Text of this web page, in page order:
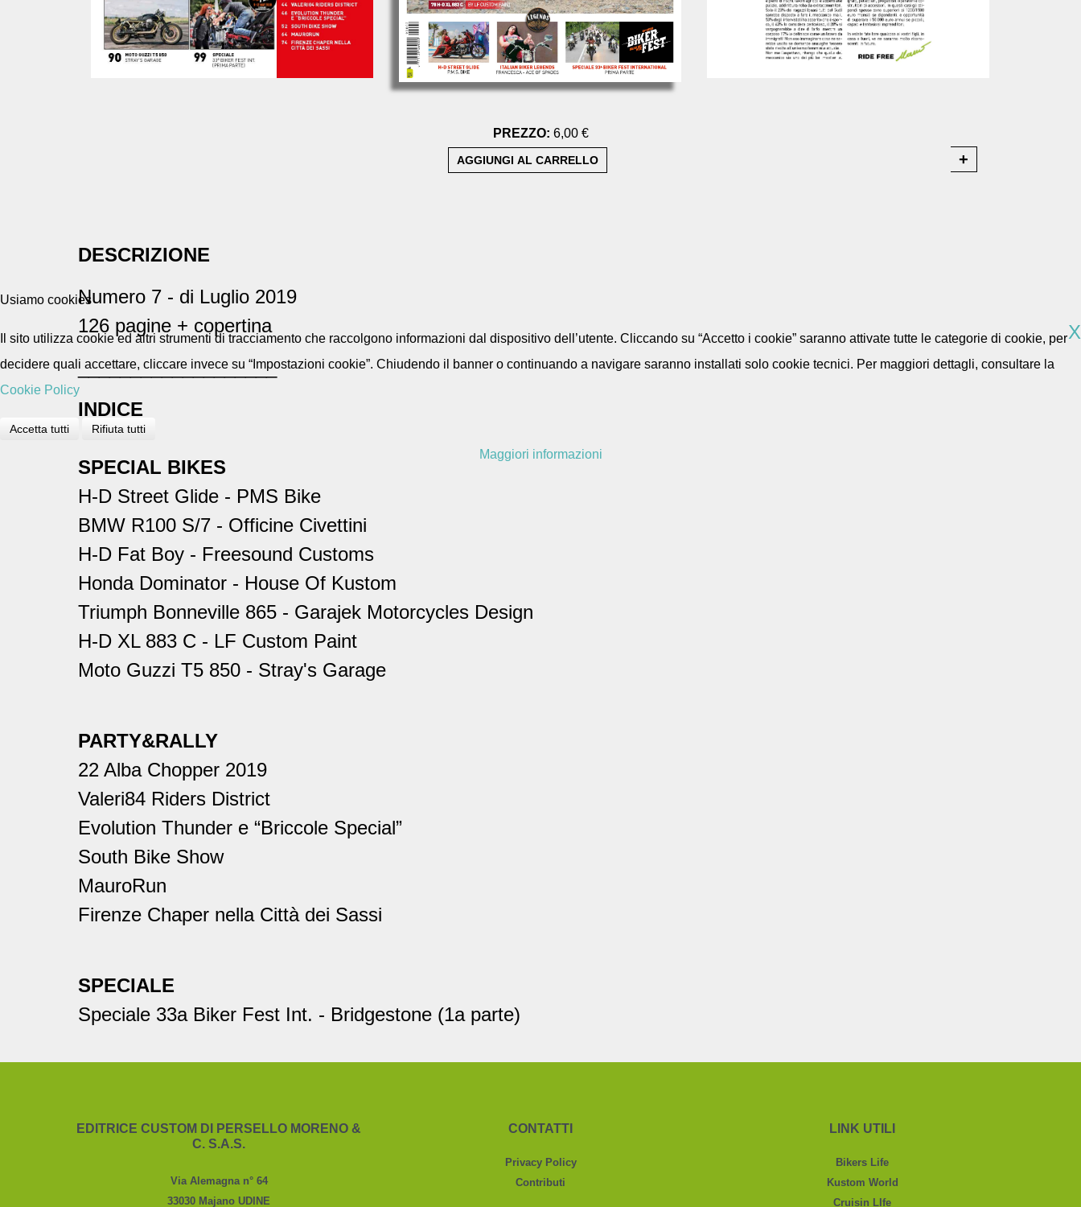
PREZZO: 6,00 €
DESCRIZIONE
Numero 7 - di Luglio 2019
126 pagine + copertina
___________________
INDICE
SPECIAL BIKES
H-D Street Glide - PMS Bike
BMW R100 S/7 - Officine Civettini
H-D Fat Boy - Freesound Customs
Honda Dominator - House Of Kustom
Triumph Bonneville 865 - Garajek Motorcycles Design
H-D XL 883 C - LF Custom Paint
Moto Guzzi T5 850 - Stray's Garage
PARTY&RALLY
22 Alba Chopper 2019
Valeri84 Riders District
Evolution Thunder e “Briccole Special”
South Bike Show
MauroRun
Firenze Chaper nella Città dei Sassi
SPECIALE
Speciale 33a Biker Fest Int. - Bridgestone (1a parte)
EDITRICE CUSTOM DI PERSELLO MORENO &
C. S.A.S.
Via Alemagna n° 64
33030 Majano UDINE
CONTATTI
Privacy Policy
Contributi
LINK UTILI
Bikers Life
Kustom World
Cruisin LIfe
Usiamo cookies
X
Il sito utilizza cookie ed altri strumenti di tracciamento che raccolgono informazioni dal dispositivo dell’utente. Cliccando su “Accetto i cookie” saranno attivate tutte le categorie di cookie, per
decidere quali accettare, cliccare invece su “Impostazioni cookie”. Chiudendo il banner o continuando a navigare saranno installati solo cookie tecnici. Per maggiori dettagli, consultare la
Cookie Policy
Accetta tutti Rifiuta tutti
Maggiori informazioni